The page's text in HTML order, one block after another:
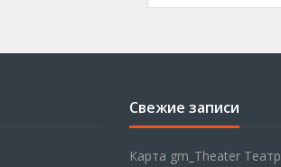
Свежие записи
Карта gm_Theater Театр